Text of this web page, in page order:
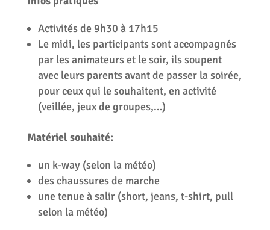
Activités de 9h30 à 17h15
Le midi, les participants sont accompagnés
par les animateurs et le soir, ils soupent
avec leurs parents avant de passer la soirée,
pour ceux qui le souhaitent, en activité
(veillée, jeux de groupes,…)
Matériel souhaité:
un k-way (selon la météo)
des chaussures de marche
une tenue à salir (short, jeans, t-shirt, pull
selon la météo)